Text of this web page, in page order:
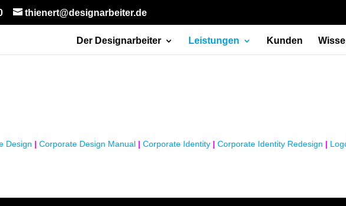
thienert@designarbeiter.de
Der Designarbeiter Leistungen Kunden
Design | Corporate Design Manual | Corporate Identity | Corporate Identity Redesign |